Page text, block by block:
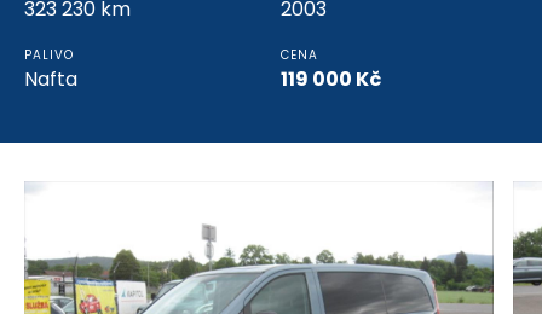
323 230 km 2003
PALIVO
Nafta
CENA
119 000 Kč